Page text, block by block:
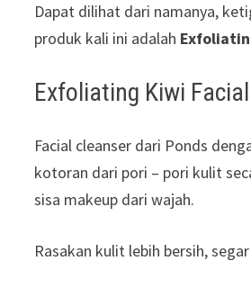
Dapat dilihat dari namanya,
produk kali ini adalah
Exfoliating Kiwi
Facial cleanser dari Ponds
kotoran dari pori – pori kulit
sisa makeup dari wajah.
Rasakan kulit lebih bersih,